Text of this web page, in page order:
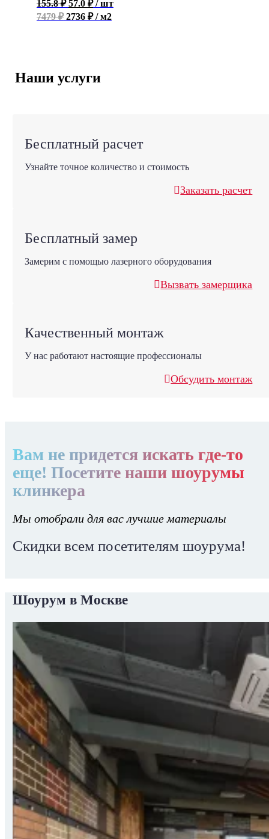
155.8₽ 57.0 ₽ / шт
7479 ₽2736 ₽ / м2
Наши услуги
Бесплатный расчет
Узнайте точное количество и стоимость
Заказать расчет
Бесплатный замер
Замерим с помощью лазерного оборудования
Вызвать замерщика
Качественный монтаж
У нас работают настоящие профессионалы
Обсудить монтаж
Вам не придется искать где-то
еще! Посетите наши шоурумы
клинкера
Мы отобрали для вас лучшие материалы
Скидки всем посетителям шоурума!
Шоурум в Москве